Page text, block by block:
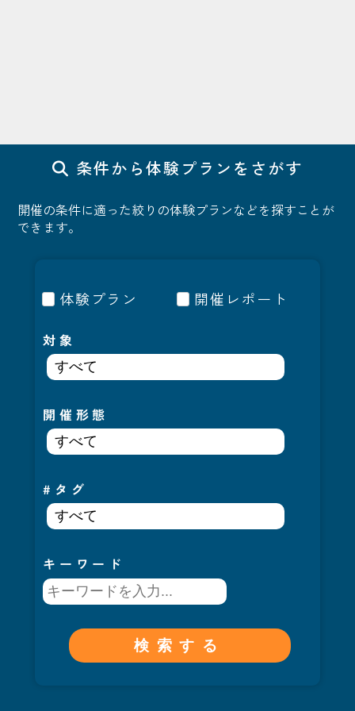
条件から体験プランをさがす
開催の条件に適った絞りの体験プランなどを探すことが
できます。
体験プラン 開催レポート
対象
開催形態
#タグ
キーワード